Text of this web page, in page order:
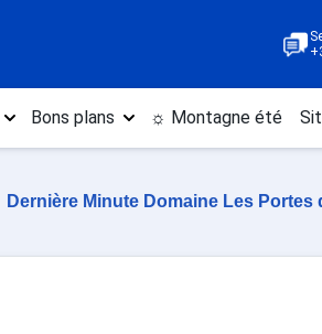
Bons plans ☼ Montagne été
Dernière Minute Domaine Les Portes